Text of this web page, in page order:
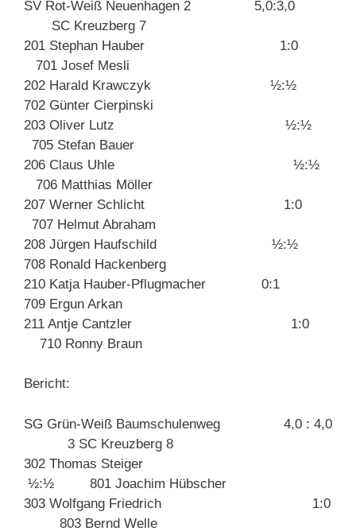
SV Rot-Weiß Neuenhagen 2 5,0:3,0
SC Kreuzberg 7
201 Stephan Hauber 1:0
701 Josef Mesli
202 Harald Krawczyk ½:½
702 Günter Cierpinski
203 Oliver Lutz ½:½
705 Stefan Bauer
206 Claus Uhle ½:½
706 Matthias Möller
207 Werner Schlicht 1:0
707 Helmut Abraham
208 Jürgen Haufschild ½:½
708 Ronald Hackenberg
210 Katja Hauber-Pflugmacher 0:1
709 Ergun Arkan
211 Antje Cantzler 1:0
710 Ronny Braun
Bericht:
SG Grün-Weiß Baumschulenweg 4,0 : 4,0
3 SC Kreuzberg 8
302 Thomas Steiger
½:½ 801 Joachim Hübscher
303 Wolfgang Friedrich 1:0
803 Bernd Welle